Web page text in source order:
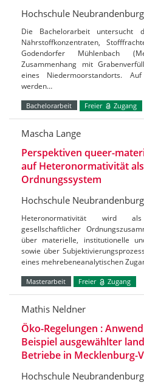
Hochschule
Die Bachelorarbeit untersucht
Nährstoffkonzentraten,
Godendorfer Mühlenbach
Zusammenhang mit
eines Niedermoorstandorts.
werden…
Bachelorarbeit Freier Zugang
Mascha Lange
Perspektiven queer-
auf Heteronormativität
Ordnungssystem
Hochschule
Heteronormativität wird
gesellschaftlicher
über materielle, institutionelle
sowie über
eines mehrebeneanalytischen
Masterarbeit Freier Zugang
Mathis Neldner
Öko-Regelungen :
Beispiel ausgewählter
Betriebe in Mecklenburg-
Hochschule